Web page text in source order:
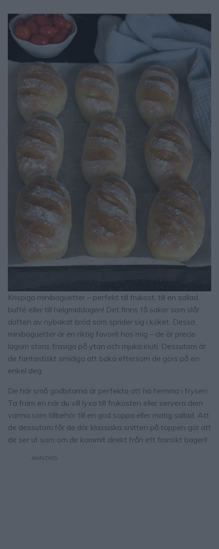
Krispiga minibaguetter – perfekt till frukost, till en sallad,
buffé eller till helgmiddagen! Det finns få saker som slår
doften av nybakat bröd som sprider sig i köket. Dessa
minibaguetter är en riktig favorit hos mig – de är precis
lagom stora, frasiga på ytan och mjuka inuti. Dessutom är
de fantastiskt smidiga att baka eftersom de görs på en
enkel deg.
De här små godbitarna är perfekta att ha hemma i frysen.
Ta fram en när du vill lyxa till frukosten eller servera dem
varma som tillbehör till en god soppa eller matig sallad. Att
de dessutom får de där klassiska snitten på toppen gör att
de ser ut som om de kommit direkt från ett franskt bageri!